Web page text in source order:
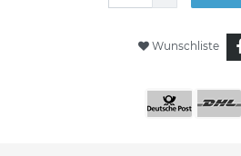
Wunschliste